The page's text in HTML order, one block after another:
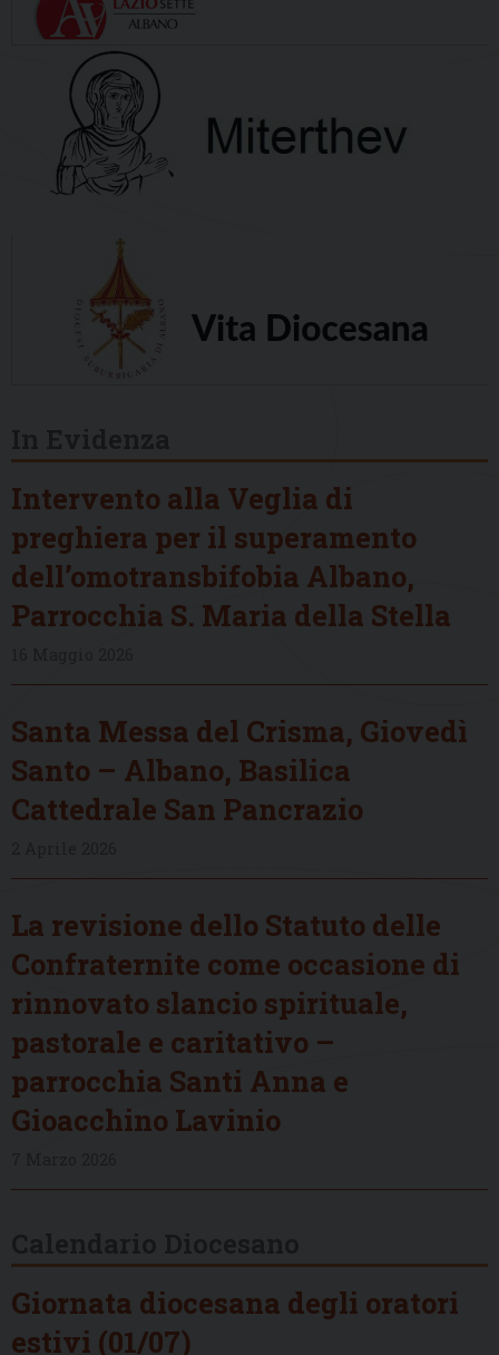
Intervento alla Veglia di
preghiera per il superamento
dell’omotransbifobia Albano,
Parrocchia S. Maria della Stella
Santa Messa del Crisma, Giovedì
Santo – Albano, Basilica
Cattedrale San Pancrazio
La revisione dello Statuto delle
Confraternite come occasione di
rinnovato slancio spirituale,
pastorale e caritativo –
parrocchia Santi Anna e
Gioacchino Lavinio
Giornata diocesana degli oratori
estivi (01/07)